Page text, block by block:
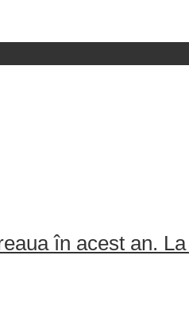
în acest an.